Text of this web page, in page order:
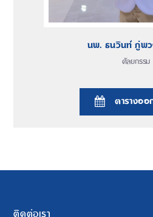
ศัลยกรรม
นพ. ธนวินท์ ภู่พว
ตารางอ